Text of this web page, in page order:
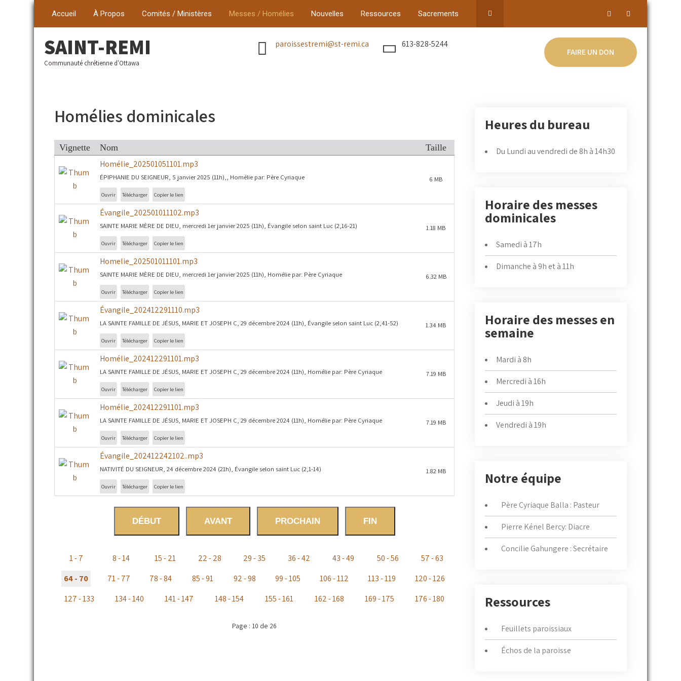
Accueil À Propos Comités / Ministères Messes / Homélies Nouvelles Ressources Sacrements
SAINT-REMI
Communauté chrétienne d'Ottawa
paroissestremi@st-remi.ca 613-828-5244
FAIRE UN DON
Homélies dominicales
Vignette Nom Taille
Homélie_202501051101.mp3
ÉPIPHANIE DU SEIGNEUR, 5 janvier 2025 (11h),, Homélie par: Père Cyriaque
Ouvrir Télécharger Copier le lien
6 MB
Évangile_202501011102.mp3
SAINTE MARIE MÈRE DE DIEU, mercredi 1er janvier 2025 (11h), Évangile selon saint Luc (2,16-21)
Ouvrir Télécharger Copier le lien
1.18 MB
Homelie_202501011101.mp3
SAINTE MARIE MÈRE DE DIEU, mercredi 1er janvier 2025 (11h), Homélie par: Père Cyriaque
Ouvrir Télécharger Copier le lien
6.32 MB
Évangile_202412291110.mp3
LA SAINTE FAMILLE DE JÉSUS, MARIE ET JOSEPH C, 29 décembre 2024 (11h), Évangile selon saint Luc (2,41-52)
Ouvrir Télécharger Copier le lien
1.34 MB
Homélie_202412291101.mp3
LA SAINTE FAMILLE DE JÉSUS, MARIE ET JOSEPH C, 29 décembre 2024 (11h), Homélie par: Père Cyriaque
Ouvrir Télécharger Copier le lien
7.19 MB
Homélie_202412291101.mp3
LA SAINTE FAMILLE DE JÉSUS, MARIE ET JOSEPH C, 29 décembre 2024 (11h), Homélie par: Père Cyriaque
Ouvrir Télécharger Copier le lien
7.19 MB
Évangile_202412242102..mp3
NATIVITÉ DU SEIGNEUR, 24 décembre 2024 (21h), Évangile selon saint Luc (2,1-14)
Ouvrir Télécharger Copier le lien
1.82 MB
DÉBUT AVANT PROCHAIN FIN
1 - 7 8 - 14 15 - 21 22 - 28 29 - 35 36 - 42 43 - 49 50 - 56
57 - 63
64 - 70
71 - 77 78 - 84 85 - 91 92 - 98 99 - 105 106 - 112 113 - 119
120 - 126
127 - 133
134 - 140 141 - 147 148 - 154 155 - 161 162 - 168 169 - 175 176 - 180
Page : 10 de 26
Heures du bureau
Du Lundi au vendredi de 8h à 14h30
Horaire des messes
dominicales
Samedi à 17h
Dimanche à 9h et à 11h
Horaire des messes en
semaine
Mardi à 8h
Mercredi à 16h
Jeudi à 19h
Vendredi à 19h
Notre équipe
Père Cyriaque Balla : Pasteur
Pierre Kénel Bercy: Diacre
Concilie Gahungere : Secrétaire
Ressources
Feuillets paroissiaux
Échos de la paroisse